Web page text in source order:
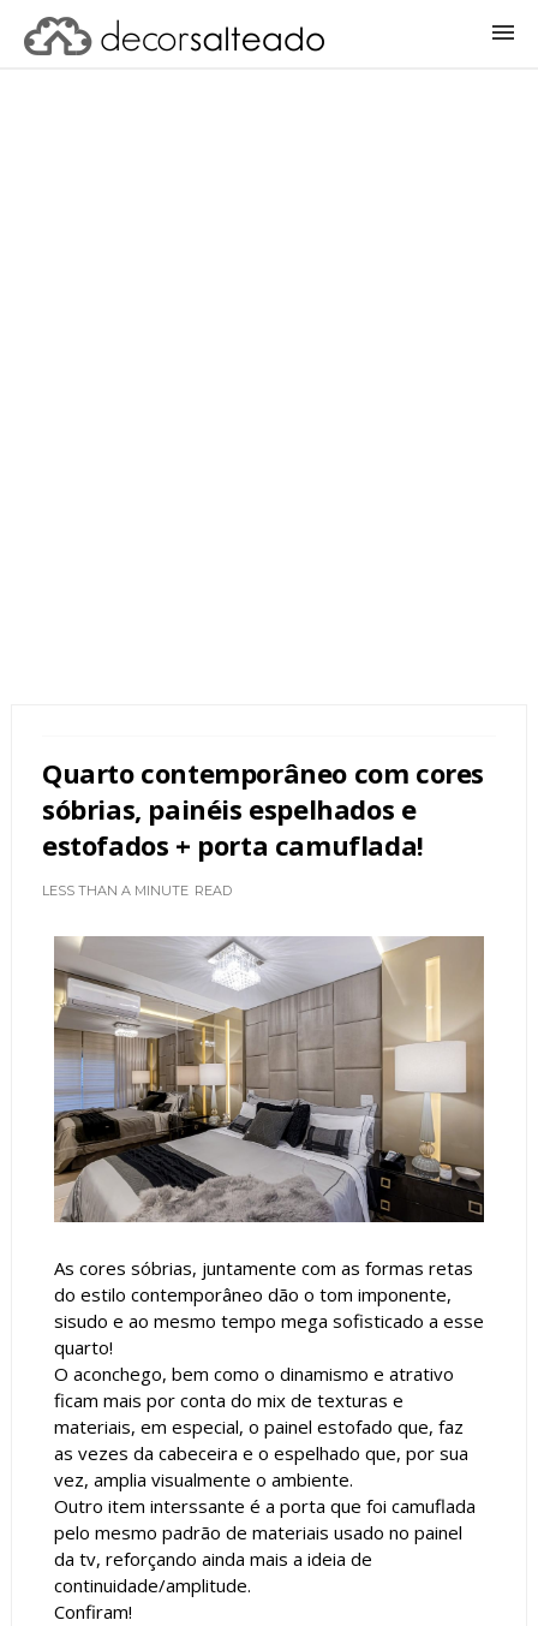
Quarto contemporâneo com cores
sóbrias, painéis espelhados e
estofados + porta camuflada!
LESS THAN A MINUTE READ
As cores sóbrias, juntamente com as formas retas
do estilo contemporâneo dão o tom imponente,
sisudo e ao mesmo tempo mega sofisticado a esse
quarto!
O aconchego, bem como o dinamismo e atrativo
ficam mais por conta do mix de texturas e
materiais, em especial, o painel estofado que, faz
as vezes da cabeceira e o espelhado que, por sua
vez, amplia visualmente o ambiente.
Outro item interssante é a porta que foi camuflada
pelo mesmo padrão de materiais usado no painel
da tv, reforçando ainda mais a ideia de
continuidade/amplitude.
Confiram!